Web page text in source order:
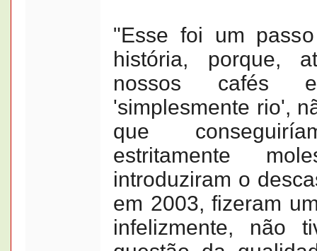
"Esse foi um
história, porque,
nossos cafés
'simplesmente rio',
que
estritamente
introduziram o
em 2003, fizeram
infelizmente, não